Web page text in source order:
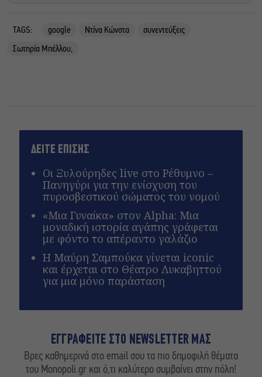
TAGS: google Ντίνα Κώνστα
συνεντεύξεις
Σωτηρία Μπέλλου,
ΔΕΙΤΕ ΕΠΙΣΗΣ
Οι Ξυλούρηδες live στο Ρέθυμνο –
Πανηγύρι για την ενίσχυση του
πυροσβεστικού σώματος του νομού
«Μια Γυναίκα» στον Alpha: Μια
μοναδική ιστορία αγάπης γράφεται
με φόντο το απέραντο γαλάζιο
Η Μαύρη Σαμπούκα γίνεται iconic
και έρχεται στο Θέατρο Λυκαβηττού
για μια μόνο παράσταση
ΕΓΓΡΑΦΕΙΤΕ ΣΤΟ NEWSLETTER ΜΑΣ
Βρες καθημερινά στο email σου τα πιο δημοφιλή θέματα
του Monopoli.gr και ό,τι καλύτερο συμβαίνει στην πόλη!